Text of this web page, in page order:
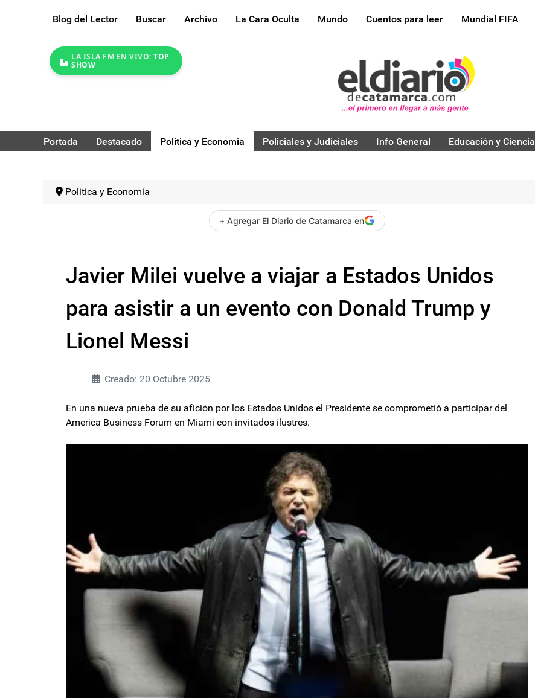
Blog del Lector Buscar Archivo La Cara Oculta Mundo Cuentos para leer Mundial FIFA
LA ISLA FM EN VIVO: TOP
SHOW
Portada Destacado Politica y Economia Policiales y Judiciales Info General Educación y Ciencia
Politica y Economia
+ Agregar El Diario de Catamarca en
Javier Milei vuelve a viajar a Estados Unidos
para asistir a un evento con Donald Trump y
Lionel Messi
Creado: 20 Octubre 2025
En una nueva prueba de su afición por los Estados Unidos el Presidente se comprometió a participar del
America Business Forum en Miami con invitados ilustres.